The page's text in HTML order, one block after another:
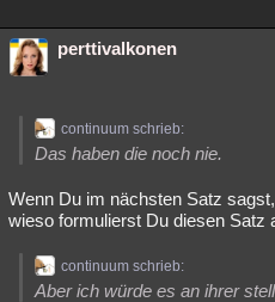
perttivalkonen
continuum schrieb:
Das haben die noch nie.
Wenn Du im nächsten Satz
wieso formulierst Du diesen Satz
continuum schrieb:
Aber ich würde es an ihrer